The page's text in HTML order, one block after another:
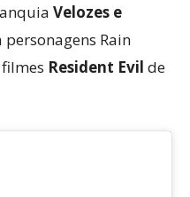
Velozes e
Rain
Resident Evil de